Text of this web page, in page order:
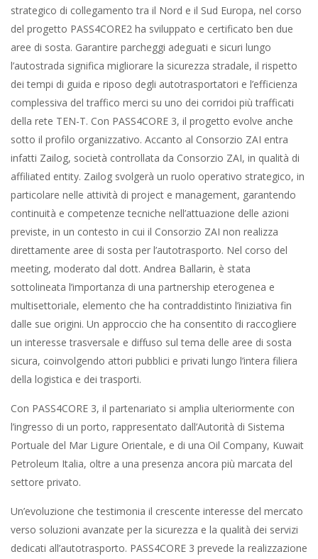
strategico di collegamento tra il Nord e il Sud Europa, nel corso
del progetto PASS4CORE2 ha sviluppato e certificato ben due
aree di sosta. Garantire parcheggi adeguati e sicuri lungo
l’autostrada significa migliorare la sicurezza stradale, il rispetto
dei tempi di guida e riposo degli autotrasportatori e l’efficienza
complessiva del traffico merci su uno dei corridoi più trafficati
della rete TEN-T. Con PASS4CORE 3, il progetto evolve anche
sotto il profilo organizzativo. Accanto al Consorzio ZAI entra
infatti Zailog, società controllata da Consorzio ZAI, in qualità di
affiliated entity. Zailog svolgerà un ruolo operativo strategico, in
particolare nelle attività di project e management, garantendo
continuità e competenze tecniche nell’attuazione delle azioni
previste, in un contesto in cui il Consorzio ZAI non realizza
direttamente aree di sosta per l’autotrasporto. Nel corso del
meeting, moderato dal dott. Andrea Ballarin, è stata
sottolineata l’importanza di una partnership eterogenea e
multisettoriale, elemento che ha contraddistinto l’iniziativa fin
dalle sue origini. Un approccio che ha consentito di raccogliere
un interesse trasversale e diffuso sul tema delle aree di sosta
sicura, coinvolgendo attori pubblici e privati lungo l’intera filiera
della logistica e dei trasporti.
Con PASS4CORE 3, il partenariato si amplia ulteriormente con
l’ingresso di un porto, rappresentato dall’Autorità di Sistema
Portuale del Mar Ligure Orientale, e di una Oil Company, Kuwait
Petroleum Italia, oltre a una presenza ancora più marcata del
settore privato.
Un’evoluzione che testimonia il crescente interesse del mercato
verso soluzioni avanzate per la sicurezza e la qualità dei servizi
dedicati all’autotrasporto. PASS4CORE 3 prevede la realizzazione